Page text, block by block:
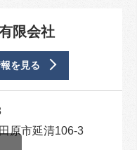
限会社
を見る
原市延清106-3